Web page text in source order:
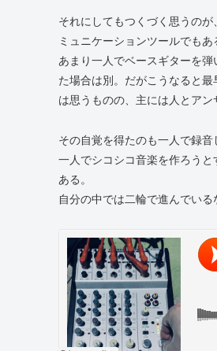
それにしてもつくづく思うの
ミュニケーションツールでもあ
あまり一人でベースギターを
た場合は別。だがこうなると
は思うものの、主には人とア
その自覚を得たのも一人で録
一人でシコシコ音楽を作ろう
ある。
自分の中では二輪で進んでいる